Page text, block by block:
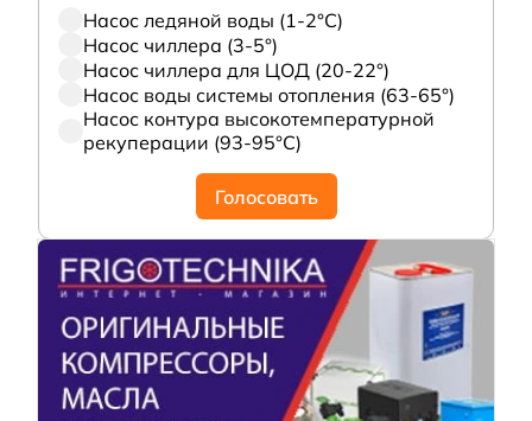
Насос ледяной воды (1-2°С)
Насос чиллера (3-5°)
Насос чиллера для ЦОД (20-22°)
Насос воды системы отопления (63-65°)
Насос контура высокотемпературной
рекуперации (93-95°С)
Голосовать